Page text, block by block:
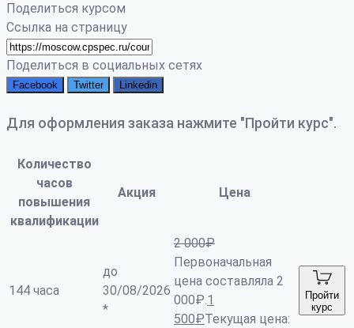
Поделиться курсом
Ссылка на страницу
Поделиться в социальных сетях
Facebook Twitter Linkedin
Для оформления заказа нажмите "Пройти курс".
Количество
часов
повышения
квалификации
Акция Цена
144 часа
до
30/08/2026
*
2 000₽
Первоначальная
цена составляла 2
000₽.1
500₽Текущая цена:
Пройти
курс